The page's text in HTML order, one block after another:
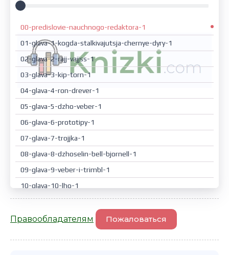
00-predislovie-nauchnogo-redaktora-1
01-glava-1-kogda-stalkivajutsja-chernye-dyry-1
02-glava-2-rajj-vajjss-1
03-glava-3-kip-torn-1
04-glava-4-ron-drever-1
05-glava-5-dzho-veber-1
06-glava-6-prototipy-1
07-glava-7-trojjka-1
08-glava-8-dzhoselin-bell-bjornell-1
09-glava-9-veber-i-trimbl-1
10-glava-10-lho-1
11-glava-11-skank-uorks-1
12-glava-12-pari-1
Правообладателям Пожаловаться